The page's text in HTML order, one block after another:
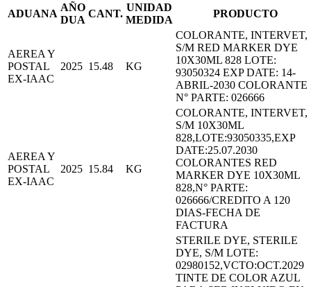
ADUANA
AÑO
DUA
CANT.
UNIDAD
MEDIDA
PRODUCTO
AEREA Y
POSTAL
EX-IAAC
2025 15.48 KG
COLORANTE, INTERVET,
S/M RED MARKER DYE
10X30ML 828 LOTE:
93050324 EXP DATE: 14-
ABRIL-2030 COLORANTE
N° PARTE: 026666
AEREA Y
POSTAL
EX-IAAC
2025 15.84 KG
COLORANTE, INTERVET,
S/M 10X30ML
828,LOTE:93050335,EXP
DATE:25.07.2030
COLORANTES RED
MARKER DYE 10X30ML
828,N° PARTE:
026666/CREDITO A 120
DIAS-FECHA DE
FACTURA
STERILE DYE, STERILE
DYE, S/M LOTE:
02980152,VCTO:OCT.2029
TINTE DE COLOR AZUL